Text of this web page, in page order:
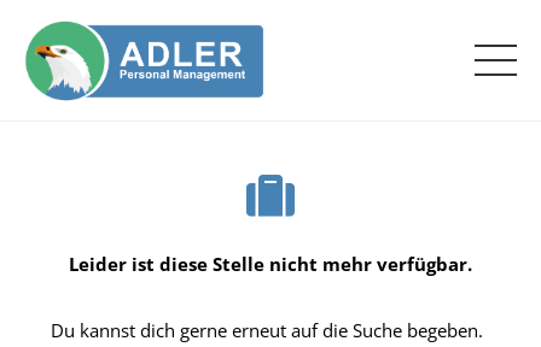
Leider ist diese Stelle nicht mehr verfügbar.
Du kannst dich gerne erneut auf die Suche begeben.